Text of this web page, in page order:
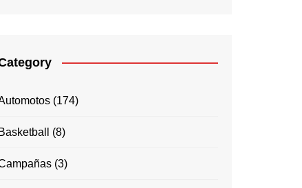
(174)
Basketball (8)
(3)